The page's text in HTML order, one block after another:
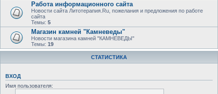
Работа информационного сайта
Новости сайта Литотерапия.Ru, пожелания и предложения по работе
сайта
Темы: 5
Магазин камней "Камневеды"
Новости магазина камней "КАМНЕВЕДЫ"
Темы: 19
СТАТИСТИКА
ВХОД
Имя пользователя: